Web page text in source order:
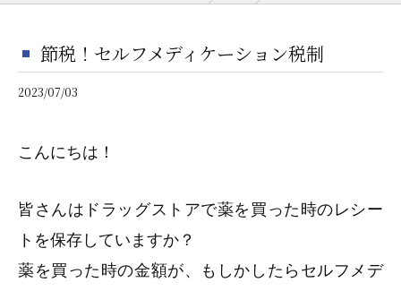
節税！セルフメディケーション税制
2023/07/03
こんにちは！
皆さんはドラッグストアで薬を買った時のレシー
トを保存していますか？
薬を買った時の金額が、もしかしたらセルフメデ